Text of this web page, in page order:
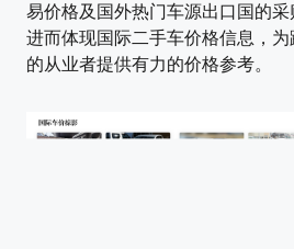
易价格及国外热门车源出口国的采
进而体现国际二手车价格信息，
的从业者提供有力的价格参考。